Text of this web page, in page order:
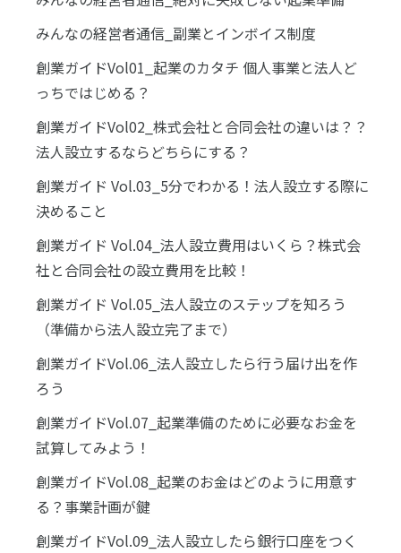
みんなの経営者通信_副業とインボイス制度
創業ガイドVol01_起業のカタチ 個人事業と法人ど
っちではじめる？
創業ガイドVol02_株式会社と合同会社の違いは？？
法人設立するならどちらにする？
創業ガイド Vol.03_5分でわかる！法人設立する際に
決めること
創業ガイド Vol.04_法人設立費用はいくら？株式会
社と合同会社の設立費用を比較！
創業ガイド Vol.05_法人設立のステップを知ろう
（準備から法人設立完了まで）
創業ガイドVol.06_法人設立したら行う届け出を作
ろう
創業ガイドVol.07_起業準備のために必要なお金を
試算してみよう！
創業ガイドVol.08_起業のお金はどのように用意す
る？事業計画が鍵
創業ガイドVol.09_法人設立したら銀行口座をつく